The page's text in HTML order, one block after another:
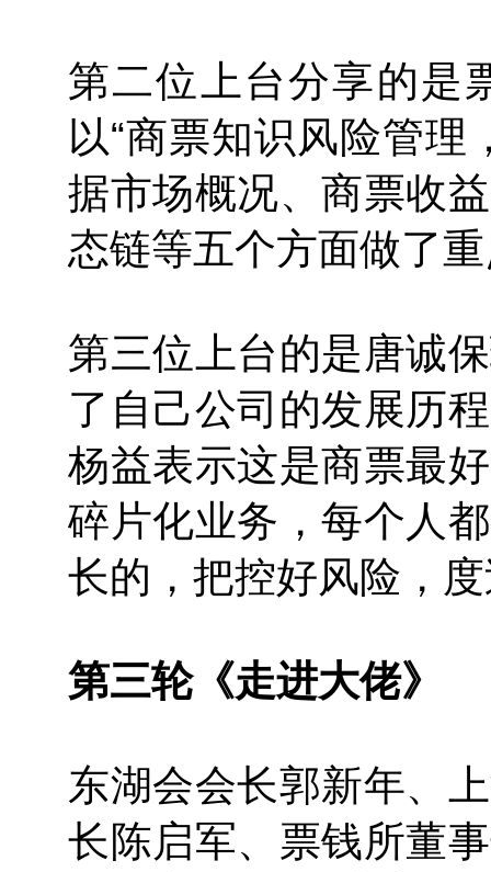
第二位上台分享的是
以“商票知识风险管理
据市场概况、商票收
态链等五个方面做了
第三位上台的是唐诚
了自己公司的发展历
杨益表示这是商票最
碎片化业务，每个人
长的，把控好风险，
第三轮《走进大佬》
东湖会会长郭新年、
长陈启军、票钱所董